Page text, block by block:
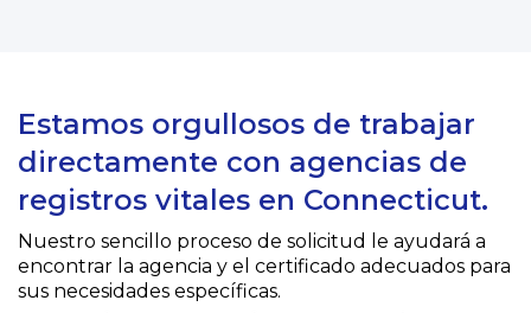
Estamos orgullosos de trabajar
directamente con agencias de
registros vitales en Connecticut.
Nuestro sencillo proceso de solicitud le ayudará a
encontrar la agencia y el certificado adecuados para
sus necesidades específicas.